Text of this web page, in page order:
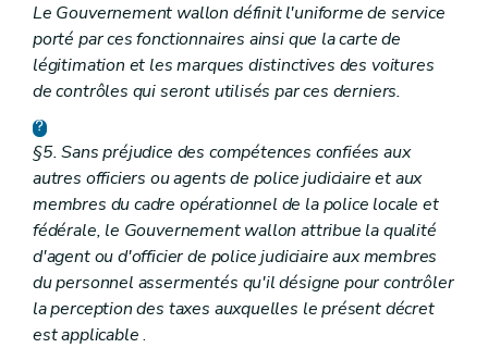
Le Gouvernement wallon définit l'uniforme de service
porté par ces fonctionnaires ainsi que la carte de
légitimation et les marques distinctives des voitures
de contrôles qui seront utilisés par ces derniers.
§5. Sans préjudice des compétences confiées aux
autres officiers ou agents de police judiciaire et aux
membres du cadre opérationnel de la police locale et
fédérale, le Gouvernement wallon attribue la qualité
d'agent ou d'officier de police judiciaire aux membres
du personnel assermentés qu'il désigne pour contrôler
la perception des taxes auxquelles le présent décret
est applicable.